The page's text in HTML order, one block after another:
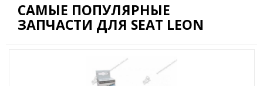
САМЫЕ ПОПУЛЯРНЫЕ
ЗАПЧАСТИ ДЛЯ SEAT LEON